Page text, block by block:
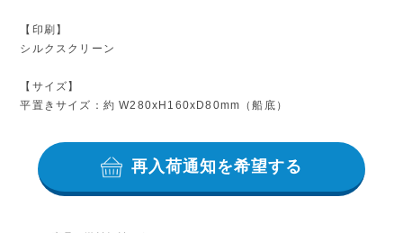
【印刷】
シルクスクリーン
【サイズ】
平置きサイズ：約 W280xH160xD80mm（船底）
再入荷通知を希望する